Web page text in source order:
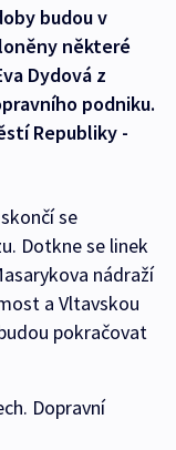
budou v
některé
Dydová z
podniku.
Republiky -
se
Dotkne se linek
nádraží
a Vltavskou
pokračovat
Dopravní